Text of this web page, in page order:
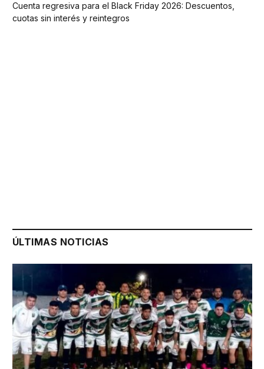
Cuenta regresiva para el Black Friday 2026: Descuentos,
cuotas sin interés y reintegros
ÚLTIMAS NOTICIAS